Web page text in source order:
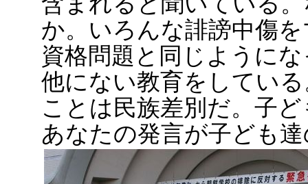
か。いろんな誹謗中傷
資格問題と同じように
他にない教育をしてい
ことは民族差別だ。子
あなたの発言が子ども